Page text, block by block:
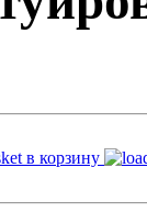
в корзину